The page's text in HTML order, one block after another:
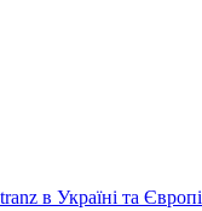
в Україні та Європі